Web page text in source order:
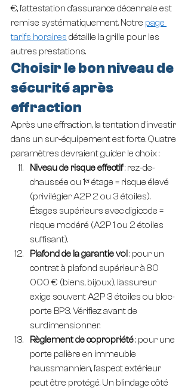
€, l'attestation d'assurance décennale est
remise systématiquement. Notre page
tarifs horaires détaille la grille pour les
autres prestations.
Choisir le bon niveau de
sécurité après
effraction
Après une effraction, la tentation d'investir
dans un sur-équipement est forte. Quatre
paramètres devraient guider le choix :
Niveau de risque effectif : rez-de-
chaussée ou 1ᵉʳ étage = risque élevé
(privilégier A2P 2 ou 3 étoiles).
Étages supérieurs avec digicode =
risque modéré (A2P 1 ou 2 étoiles
suffisant).
Plafond de la garantie vol : pour un
contrat à plafond supérieur à 80
000 € (biens, bijoux), l'assureur
exige souvent A2P 3 étoiles ou bloc-
porte BP3. Vérifiez avant de
surdimensionner.
Règlement de copropriété : pour une
porte palière en immeuble
haussmannien, l'aspect extérieur
peut être protégé. Un blindage côté